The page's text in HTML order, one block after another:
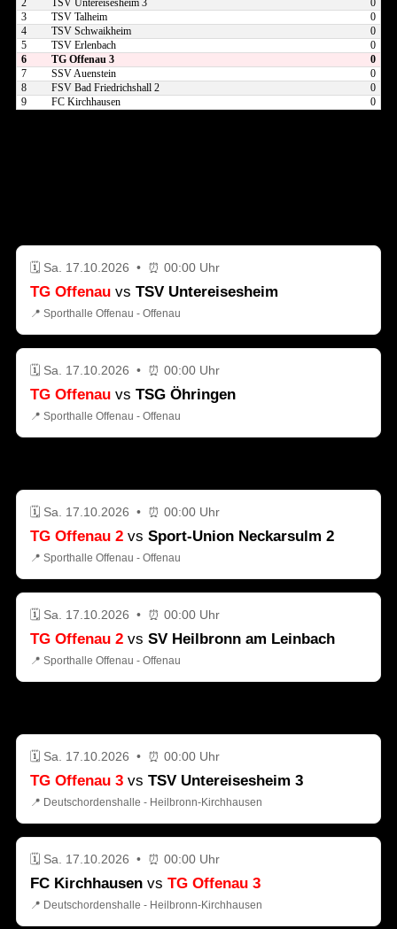
2
TSV Untereisesheim 3
0
3
TSV Talheim
0
4
TSV Schwaikheim
0
5
TSV Erlenbach
0
6
TG Offenau 3
0
7
SSV Auenstein
0
8
FSV Bad Friedrichshall 2
0
9
FC Kirchhausen 0
🗓️ Sa. 17.10.2026 • ⏰ 00:00 Uhr
TG Offenau vs TSV Untereisesheim
📍 Sporthalle Offenau - Offenau
🗓️ Sa. 17.10.2026 • ⏰ 00:00 Uhr
TG Offenau vs TSG Öhringen
📍 Sporthalle Offenau - Offenau
🗓️ Sa. 17.10.2026 • ⏰ 00:00 Uhr
TG Offenau 2 vs Sport-Union Neckarsulm 2
📍 Sporthalle Offenau - Offenau
🗓️ Sa. 17.10.2026 • ⏰ 00:00 Uhr
TG Offenau 2 vs SV Heilbronn am Leinbach
📍 Sporthalle Offenau - Offenau
🗓️ Sa. 17.10.2026 • ⏰ 00:00 Uhr
TG Offenau 3 vs TSV Untereisesheim 3
📍 Deutschordenshalle - Heilbronn-Kirchhausen
🗓️ Sa. 17.10.2026 • ⏰ 00:00 Uhr
FC Kirchhausen vs TG Offenau 3
📍 Deutschordenshalle - Heilbronn-Kirchhausen